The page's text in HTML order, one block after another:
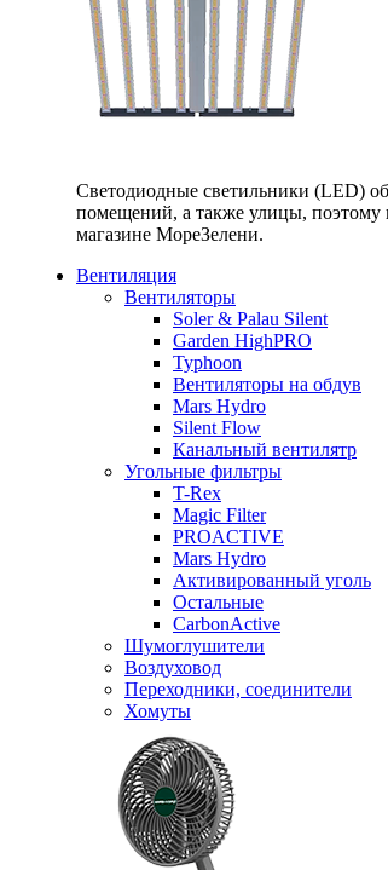
Светодиодные светильники (LED)
помещений, а также улицы, поэтому
магазине МореЗелени.
Вентиляция
Вентиляторы
Soler & Palau Silent
Garden HighPRO
Typhoon
Вентиляторы на обдув
Mars Hydro
Silent Flow
Канальный вентилятр
Угольные фильтры
T-Rex
Magic Filter
PROACTIVE
Mars Hydro
Активированный уголь
Остальные
CarbonActive
Шумоглушители
Воздуховод
Переходники, соединители
Хомуты